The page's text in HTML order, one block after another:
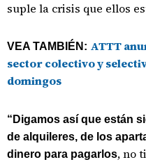
suple la crisis que ellos
VEA TAMBIÉN: ATTT
sector colectivo y
domingos
“Digamos así que están
de alquileres, de los
dinero para pagarlos, no